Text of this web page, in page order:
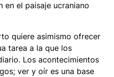
en el paisaje ucraniano
quiere asimismo ofrecer
tarea a la que los
Los acontecimientos
ver y oír es una base